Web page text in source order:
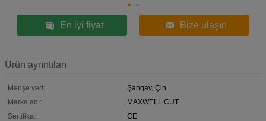
En iyi fiyat Bize ulaşın
Ürün ayrıntıları
Menşe yeri:
Şangay, Çin
Marka adı:
MAXWELL CUT
Sertifika:
CE